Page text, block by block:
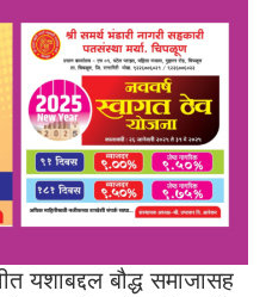
यशाबद्दल बौद्ध समाजासह